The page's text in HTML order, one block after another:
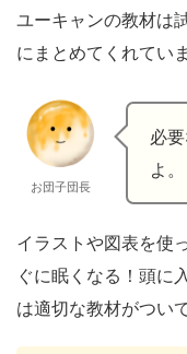
ユーキャンの教材は
にまとめてくれていま
お団子団長
必
よ。
イラストや図表を使
ぐに眠くなる！頭に
は適切な教材がつい